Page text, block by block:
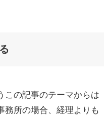
この記事のテーマからは
務所の場合、経理よりも